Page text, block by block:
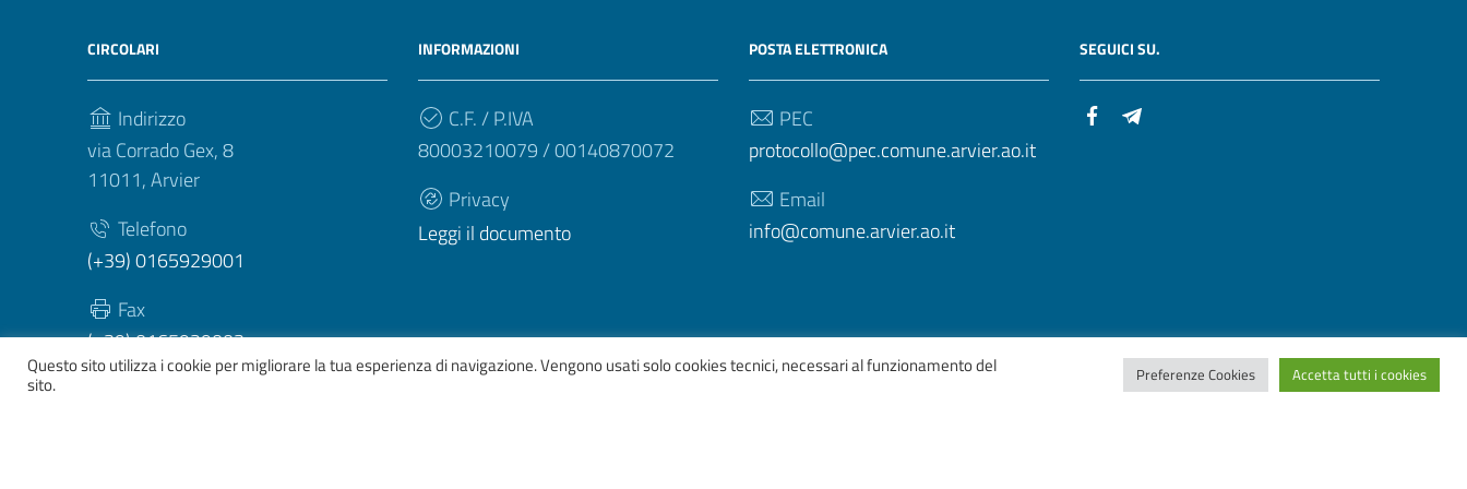
CIRCOLARI
Indirizzo
via Corrado Gex, 8
11011, Arvier
Telefono
(+39) 0165929001
Fax
(+39) 0165929003
INFORMAZIONI
C.F. / P.IVA
80003210079 / 00140870072
Privacy
Leggi il documento
POSTA ELETTRONICA
PEC
protocollo@pec.comune.arvier.ao.it
Email
info@comune.arvier.ao.it
SEGUICI SU.
Questo sito utilizza i cookie per migliorare la tua esperienza di navigazione. Vengono usati solo cookies tecnici, necessari al funzionamento del
sito. Preferenze Cookies Accetta tutti i cookies